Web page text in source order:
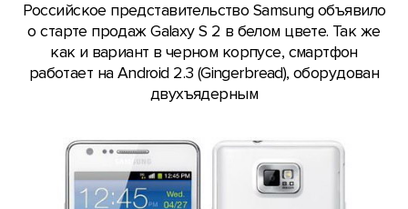
Российское представительство Samsung объявило
о старте продаж Galaxy S 2 в белом цвете. Так же
как и вариант в черном корпусе, смартфон
работает на Android 2.3 (Gingerbread), оборудован
двухъядерным